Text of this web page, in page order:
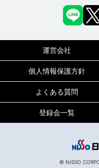
平日9:00～
運営会社
個人情報保護方針
よくある質問
登録会一覧
© NISSO